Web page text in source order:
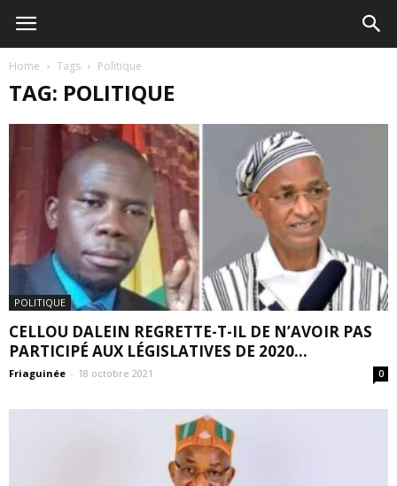
Home Tags Politique
TAG: POLITIQUE
POLITIQUE
CELLOU DALEIN REGRETTE-T-IL DE N’AVOIR PAS
PARTICIPÉ AUX LÉGISLATIVES DE 2020...
Friaguinée - 18 octobre 2021 0